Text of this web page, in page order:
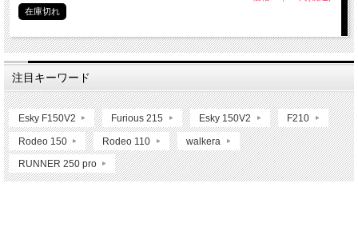
在庫切れ
注目キーワード
Esky F150V2 Furious 215 Esky 150V2 F210
Rodeo 150 Rodeo 110 walkera
RUNNER 250 pro